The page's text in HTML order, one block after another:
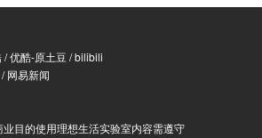
/优酷-原土豆 /bilibili
/网易新闻
目的使用理想生活实验室内容需遵守